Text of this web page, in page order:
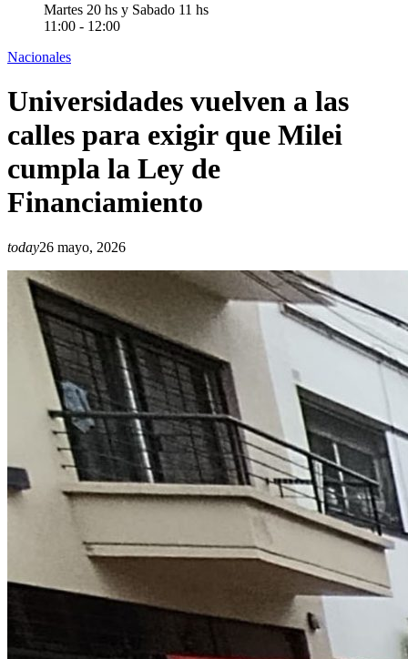
Martes 20 hs y Sabado 11 hs
11:00 - 12:00
Nacionales
Universidades vuelven a las
calles para exigir que Milei
cumpla la Ley de
Financiamiento
today26 mayo, 2026